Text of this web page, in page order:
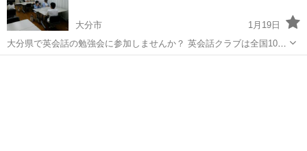
大分市
1月19日
大分県で英会話の勉強会に参加しませんか？ 英会話クラブは全国100
カ所以上で開催している社会人向け英会話サークルです。 大分県でも